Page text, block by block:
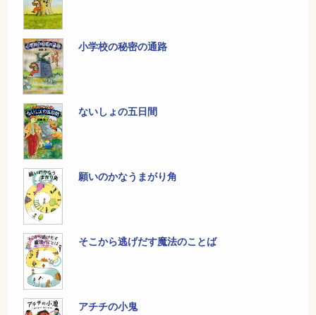
小学校の秘密の通路
ないしょの五日間
願いのかなうまがり角
そこから逃げだす魔法のことば
アチチの小鬼